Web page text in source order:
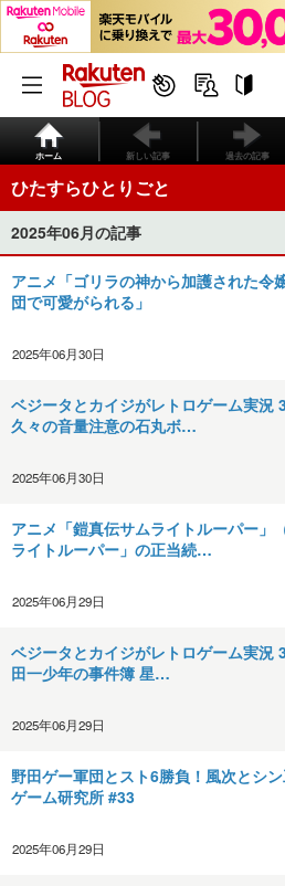
ホーム 新しい記事 過去の記事
ひたすらひとりごと
2025年06月の記事
アニメ「ゴリラの神から加護された令
団で可愛がられる」
2025年06月30日
ベジータとカイジがレトロゲーム実況
久々の音量注意の石丸ボ…
2025年06月30日
アニメ「鎧真伝サムライトルーパー」
ライトルーパー」の正当続…
2025年06月29日
ベジータとカイジがレトロゲーム実
田一少年の事件簿 星…
2025年06月29日
野田ゲー軍団とスト6勝負！風次とシ
ゲーム研究所 #33
2025年06月29日